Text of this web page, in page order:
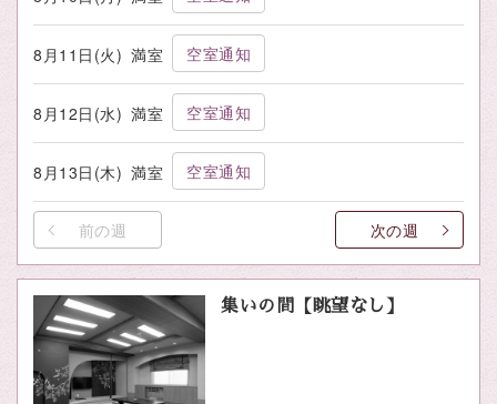
8月11日(火) 満室 空室通知
8月12日(水) 満室 空室通知
8月13日(木) 満室 空室通知
前の週 次の週
集いの間【眺望なし】